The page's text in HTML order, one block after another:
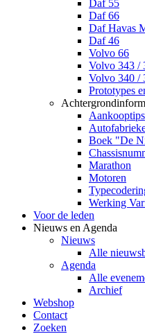
Daf 55
Daf 66
Daf Havas
Daf 46
Volvo 66
Volvo 343 /
Volvo 340 /
Prototypes
Aankooptips
Boek "De
Marathon
Motoren
Werking
Voor de leden
Nieuws en Agenda
Nieuws
Alle
Agenda
Alle
Archief
Webshop
Contact
Zoeken